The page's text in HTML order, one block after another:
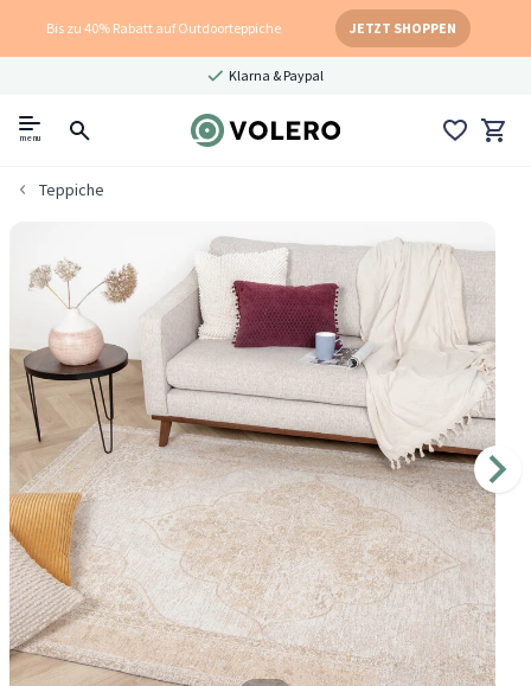
Bis zu 40% Rabatt auf Outdoorteppiche JETZT SHOPPEN
Klarna & Paypal
menu
Teppiche